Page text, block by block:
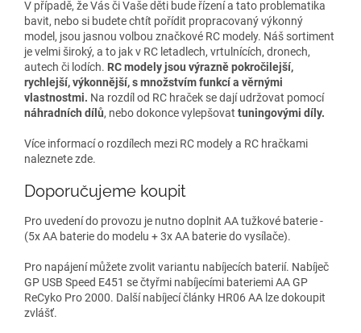
V případě, že Vás či Vaše děti bude řízení a tato problematika
bavit, nebo si budete chtít pořídit propracovaný výkonný
model, jsou jasnou volbou značkové RC modely. Náš sortiment
je velmi široký, a to jak v RC letadlech, vrtulnících, dronech,
autech či lodích. RC modely jsou výrazně pokročilejší,
rychlejší, výkonnější, s množstvím funkcí a věrnými
vlastnostmi. Na rozdíl od RC hraček se dají udržovat pomocí
náhradních dílů, nebo dokonce vylepšovat tuningovými díly.
Více informací o rozdílech mezi RC modely a RC hračkami
naleznete zde.
Doporučujeme koupit
Pro uvedení do provozu je nutno doplnit AA tužkové baterie -
(5x AA baterie do modelu + 3x AA baterie do vysílače).
Pro napájení můžete zvolit variantu nabíjecích baterií. Nabíječ
GP USB Speed E451 se čtyřmi nabíjecími bateriemi AA GP
ReCyko Pro 2000. Další nabíjecí články HR06 AA lze dokoupit
zvlášť.